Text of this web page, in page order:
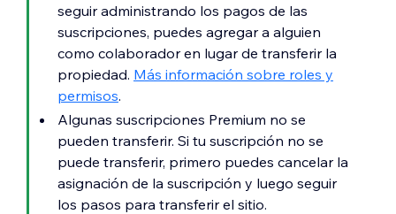
seguir administrando los pagos de las
suscripciones, puedes agregar a alguien
como colaborador en lugar de transferir la
propiedad. Más información sobre roles y
permisos.
Algunas suscripciones Premium no se
pueden transferir. Si tu suscripción no se
puede transferir, primero puedes cancelar la
asignación de la suscripción y luego seguir
los pasos para transferir el sitio.